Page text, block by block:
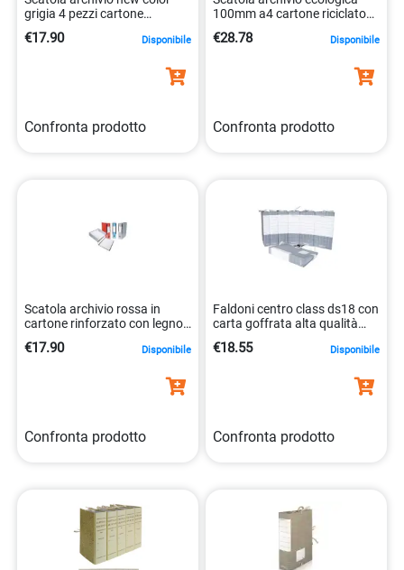
grigia 4 pezzi cartone
€17.90 Disponibile
Confronta prodotto
100mm a4 cartone riciclato
€28.78 Disponibile
Confronta prodotto
Scatola archivio rossa in
cartone rinforzato con legno
€17.90 Disponibile
Confronta prodotto
Faldoni centro class ds18 con
carta goffrata alta qualità
€18.55 Disponibile
Confronta prodotto